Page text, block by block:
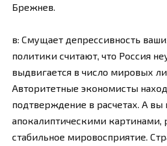
Брежнев.
в: Смущает депрессивность
политики считают, что Россия
выдвигается в число мировых
Авторитетные экономисты
подтверждение в расчетах. А вы
апокалиптическими картинами,
стабильное мировосприятие.